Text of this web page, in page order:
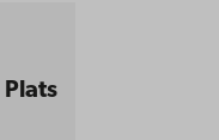
Plats